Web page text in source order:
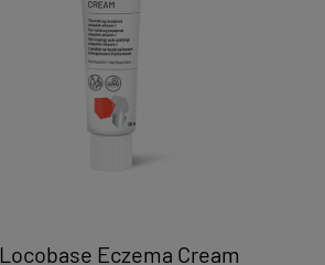
Locobase Eczema Cream